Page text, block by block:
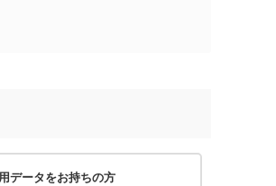
データをお持ちの方